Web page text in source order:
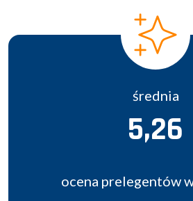
średnia
5,26
ocena prelegentów